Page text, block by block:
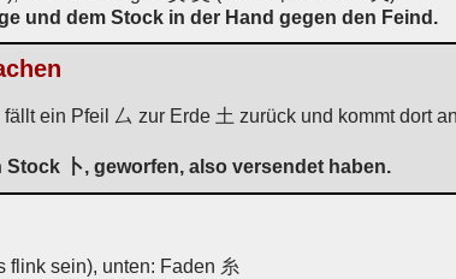
und dem Stock in der Hand gegen den Feind.
ein Pfeil 厶 zur Erde 土 zurück und kommt dort
卜, geworfen, also versendet haben.
flink sein), unten: Faden 糸